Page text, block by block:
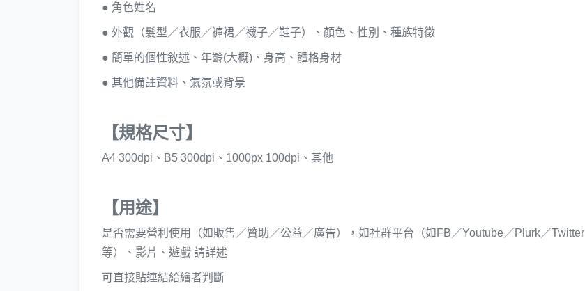
● 角色姓名
● 外觀（髮型／衣服／褲裙／襪子／鞋子）、顏色、性別、種族特徵
● 簡單的個性敘述、年齡(大概)、身高、體格身材
● 其他備註資料、氣氛或背景
【規格尺寸】
A4 300dpi、B5 300dpi、1000px 100dpi、其他
【用途】
是否需要營利使用（如販售／贊助／公益／廣告），如社群平台（如FB／Youtube／Plurk／Twitter
等）、影片、遊戲 請詳述
可直接貼連結給繪者判斷